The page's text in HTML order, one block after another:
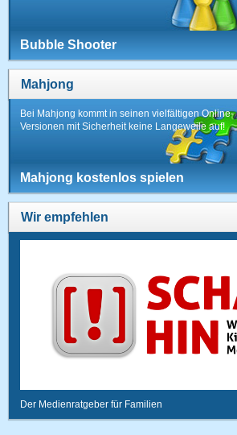
Bubble Shooter
Mahjong
Bei Mahjong kommt in seinen vielfältigen Online-
Versionen mit Sicherheit keine Langeweile auf!
Mahjong kostenlos spielen
Wir empfehlen
Der Medienratgeber für Familien